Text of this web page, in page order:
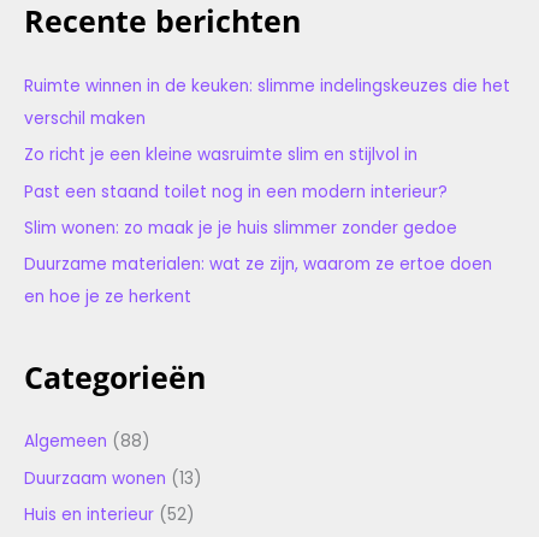
Recente berichten
Ruimte winnen in de keuken: slimme indelingskeuzes die het
verschil maken
Zo richt je een kleine wasruimte slim en stijlvol in
Past een staand toilet nog in een modern interieur?
Slim wonen: zo maak je je huis slimmer zonder gedoe
Duurzame materialen: wat ze zijn, waarom ze ertoe doen
en hoe je ze herkent
Categorieën
Algemeen (88)
Duurzaam wonen (13)
Huis en interieur (52)